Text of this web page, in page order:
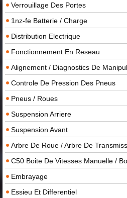
Verrouillage Des Portes
1nz-fe Batterie / Charge
Distribution Electrique
Fonctionnement En Reseau
Alignement / Diagnostics De
Controle De Pression Des Pneus
Pneus / Roues
Suspension Arriere
Suspension Avant
Arbre De Roue / Arbre De
C50 Boite De Vitesses Manuelle /
Embrayage
Essieu Et Differentiel